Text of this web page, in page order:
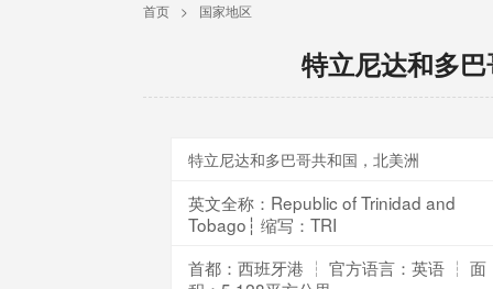
首页 > 国家地区
特立尼达和多巴
特立尼达和多巴哥共和国，北美洲
英文全称：Republic of Trinidad and
Tobago┆ 缩写：TRI
首都：西班牙港 ┆ 官方语言：英语 ┆ 面